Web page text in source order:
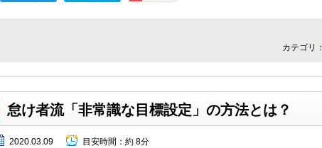
カテゴリ：
怠け者流「非常識な目標設定」の方法とは？
2020.03.09 目安時間： 約 8分